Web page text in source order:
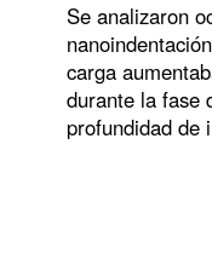
Se analizaron
carga
durante la fase
profundidad de